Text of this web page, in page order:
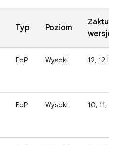
Typ Poziom
wersje
EoP Wysoki 12, 12 L
EoP Wysoki 10, 11,